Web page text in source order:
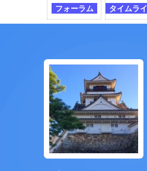
フォーラム タイムラ